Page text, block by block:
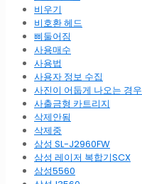
비우기
비호환 헤드
삐둘어짐
사용매수
사용법
사용자 정보 수집
사진이 어둡게 나오는 경우
사출금형 카트리지
삭제안됨
삭제중
삼성 SL-J2960FW
삼성 레이저 복합기SCX
삼성5560